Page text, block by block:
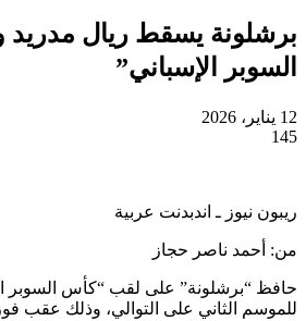
برشلونة يسقط ريال مدريد
السوبر الإسباني”
12 يناير، 2026
145
ريبون نيوز ـ اندبدنت عربية
من: أحمد ناصر حجاز
حافظ “برشلونة” على لقب “كأس السوبر
للموسم الثاني على التوالي، وذلك عقب